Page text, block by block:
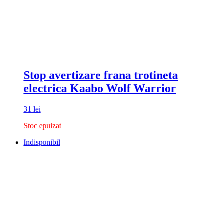
Stop avertizare frana trotineta
electrica Kaabo Wolf Warrior
31 lei
Stoc epuizat
Indisponibil